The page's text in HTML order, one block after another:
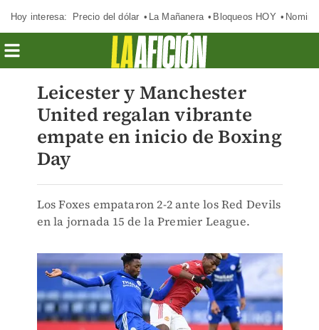
Hoy interesa: Precio del dólar La Mañanera Bloqueos HOY
Leicester y Manchester
United regalan vibrante
empate en inicio de Boxing
Day
Los Foxes empataron 2-2 ante los Red Devils
en la jornada 15 de la Premier League.